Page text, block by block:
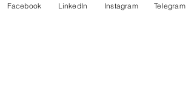
Facebook LinkedIn Instagram Telegram